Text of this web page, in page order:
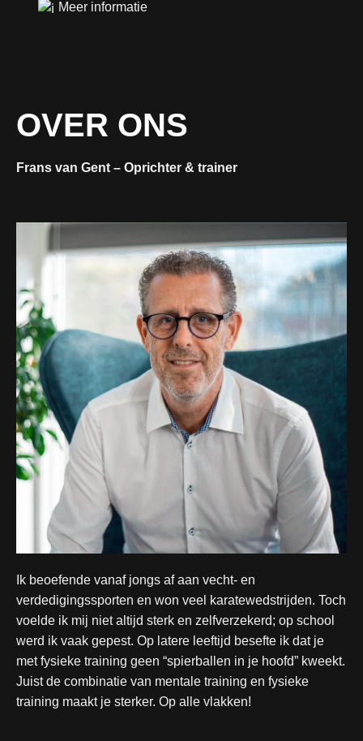
Meer informatie
OVER ONS
Frans van Gent – Oprichter & trainer
Ik beoefende vanaf jongs af aan vecht- en
verdedigingssporten en won veel karatewedstrijden. Toch
voelde ik mij niet altijd sterk en zelfverzekerd; op school
werd ik vaak gepest. Op latere leeftijd besefte ik dat je
met fysieke training geen “spierballen in je hoofd” kweekt.
Juist de combinatie van mentale training en fysieke
training maakt je sterker. Op alle vlakken!